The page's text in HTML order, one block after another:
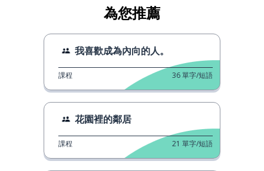
為您推薦
我喜歡成為內向的人。
課程 36單字/短語
花園裡的鄰居
課程 21 單字/短語